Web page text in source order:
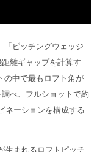
「ピッチングウェッジ
離ギャップを計算す
の中で最もロフト角が
べ、フルショットで約
ネーションを構成する
生まれるロフトピッチ